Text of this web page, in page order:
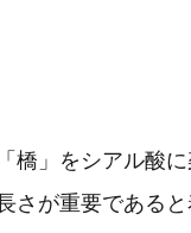
橋」をシアル酸
さが重要である